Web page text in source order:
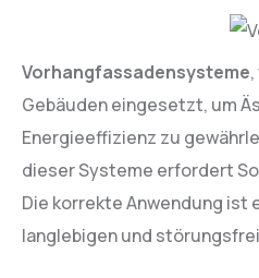
Vorhangfassadensysteme
Gebäuden eingesetzt, um
Energieeffizienz zu
dieser Systeme erfordert
Die korrekte Anwendung ist
langlebigen und